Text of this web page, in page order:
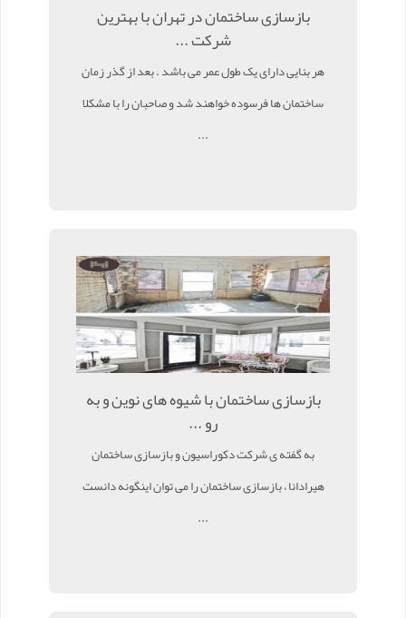
بازسازی ساختمان در تهران با بهترین
شرکت ...
هر بنایی دارای یک طول عمر می باشد . بعد از گذر زمان
ساختمان ها فرسوده خواهند شد و صاحبان را با مشکلا
...
بازسازی ساختمان با شیوه های نوین و به
رو ...
به گفته ی شرکت دکوراسیون و بازسازی ساختمان
هیرادانا ، بازسازی ساختمان را می توان اینگونه دانست
...